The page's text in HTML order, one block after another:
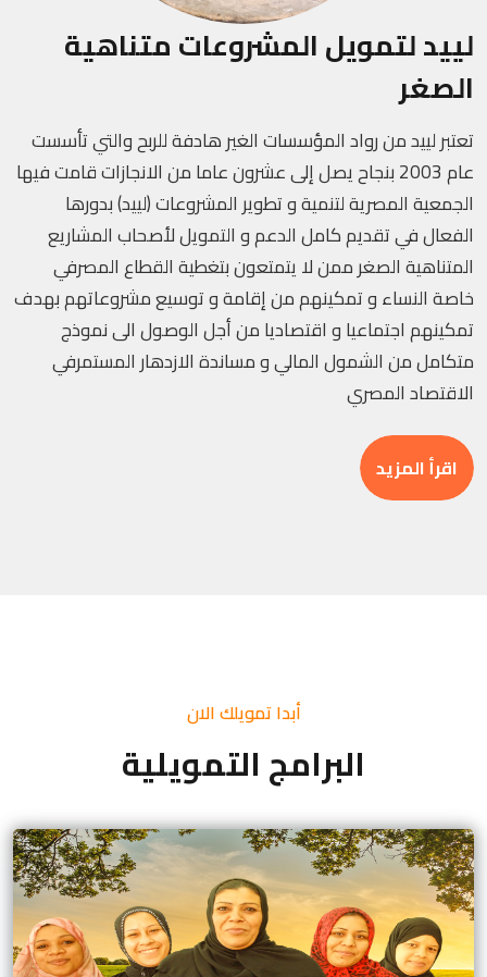
لييد لتمويل المشروعات متناهية
الصغر
تعتبر لييد من رواد المؤسسات الغير هادفة للربح والتي تأسست
عام 2003 بنجاح يصل إلى عشرون عاما من الانجازات قامت فيها
الجمعية المصرية لتنمية و تطوير المشروعات (لييد) بدورها
الفعال في تقديم كامل الدعم و التمويل لأصحاب المشاريع
المتناهية الصغر ممن لا يتمتعون بتغطية القطاع المصرفي
خاصة النساء و تمكينهم من إقامة و توسيع مشروعاتهم بهدف
تمكينهم اجتماعيا و اقتصاديا من أجل الوصول الى نموذج
متكامل من الشمول المالي و مساندة الازدهار المستمرفي
الاقتصاد المصري
اقرأ المزيد
أبدا تمويلك الان
البرامج التمويلية